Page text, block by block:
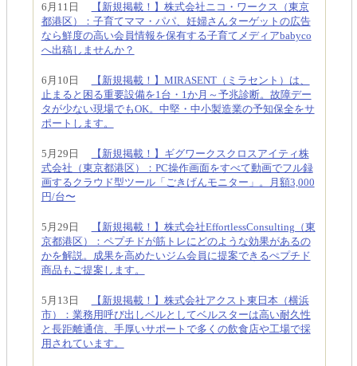
6月11日
【新規掲載！】株式会社ニコ・ワークス（東京
都港区）：子育てママ・パパ、妊婦さんターゲットの広告
なら鮮度の高い会員情報を保有する子育てメディアbabyco
へ出稿しませんか？
6月10日
【新規掲載！】MIRASENT（ミラセント）は、
止まると困る重要設備を1台・1か月～予兆診断。故障デー
タが少ない現場でもOK。中堅・中小製造業の予知保全をサ
ポートします。
5月29日
【新規掲載！】ギグワークスクロスアイティ株
式会社（東京都港区）：PC操作画面をすべて動画でフル録
画するクラウド型ツール「ごきげんモニター」。月額3,000
円/台〜
5月29日
【新規掲載！】株式会社EffortlessConsulting（東
京都港区）：ペプチドが筋トレにどのような効果があるの
かを解説。成果を高めたいジム会員に提案できるぺプチド
商品もご提案します。
5月13日
【新規掲載！】株式会社アクスト東日本（横浜
市）：業務用呼び出しベルとしてベルスターは高い耐久性
と長距離通信、手厚いサポートで多くの飲食店や工場で採
用されています。